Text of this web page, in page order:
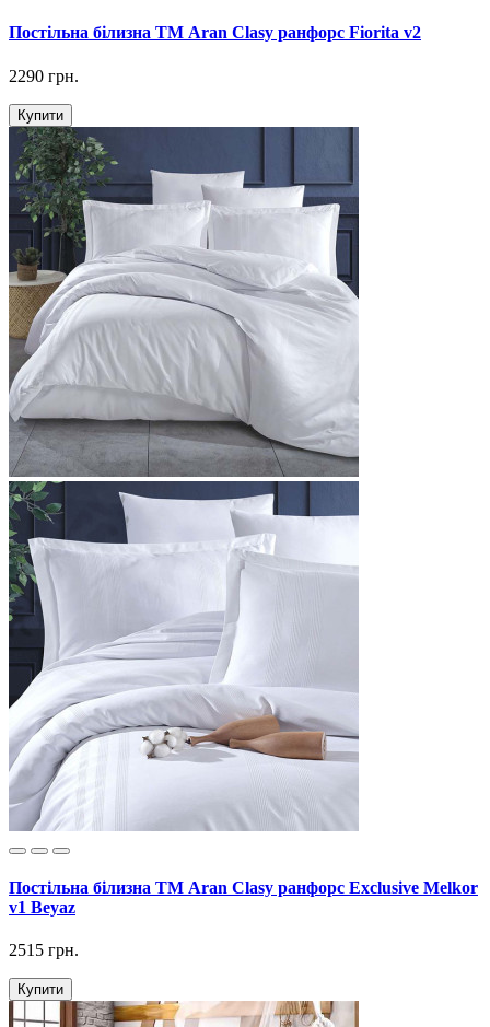
Постільна білизна ТМ Aran Clasy ранфорс Fiorita v2
2290 грн.
Купити
Постільна білизна ТМ Aran Clasy ранфорс Exclusive Melkor
v1 Beyaz
2515 грн.
Купити